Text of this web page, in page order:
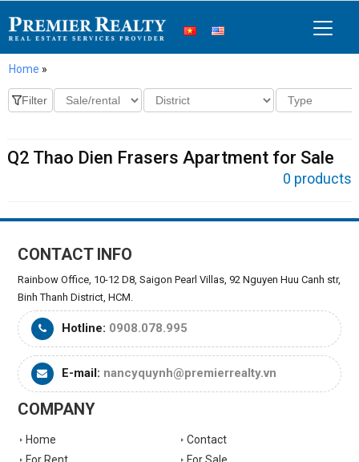
Home »
Q2 Thao Dien Frasers Apartment for Sale
0 products
CONTACT INFO
Rainbow Office, 10-12 D8, Saigon Pearl Villas, 92 Nguyen Huu Canh str,
Binh Thanh District, HCM.
Hotline: 0908.078.995
E-mail: nancyquynh@premierrealty.vn
COMPANY
Home
Contact